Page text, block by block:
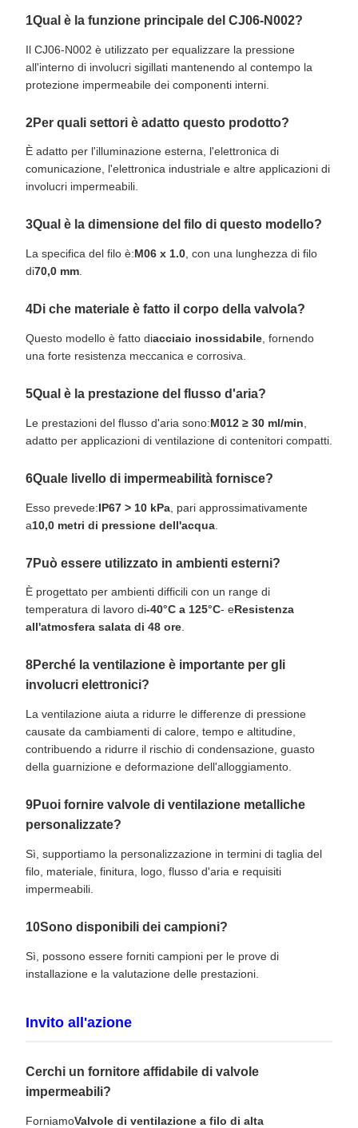
1Qual è la funzione principale del CJ06-N002?
Il CJ06-N002 è utilizzato per equalizzare la pressione
all'interno di involucri sigillati mantenendo al contempo la
protezione impermeabile dei componenti interni.
2Per quali settori è adatto questo prodotto?
È adatto per l'illuminazione esterna, l'elettronica di
comunicazione, l'elettronica industriale e altre applicazioni di
involucri impermeabili.
3Qual è la dimensione del filo di questo modello?
La specifica del filo è:M06 x 1.0 , con una lunghezza di filo
di70,0 mm
4Di che materiale è fatto il corpo della valvola?
Questo modello è fatto diacciaio inossidabile , fornendo
una forte resistenza meccanica e corrosiva.
5Qual è la prestazione del flusso d'aria?
Le prestazioni del flusso d'aria sono:M012 ≥ 30 ml/min
adatto per applicazioni di ventilazione di contenitori compatti.
6Quale livello di impermeabilità fornisce?
Esso prevede:IP67 > 10 kPa , pari approssimativamente
a10,0 metri di pressione dell'acqua
7Può essere utilizzato in ambienti esterni?
È progettato per ambienti difficili con un range di
temperatura di lavoro di-40°C a 125°C- eResistenza
all'atmosfera salata di 48 ore.
8Perché la ventilazione è importante per gli
involucri elettronici?
La ventilazione aiuta a ridurre le differenze di pressione
causate da cambiamenti di calore, tempo e altitudine,
contribuendo a ridurre il rischio di condensazione, guasto
della guarnizione e deformazione dell'alloggiamento.
9Puoi fornire valvole di ventilazione metalliche
personalizzate?
Sì, supportiamo la personalizzazione in termini di taglia del
filo, materiale, finitura, logo, flusso d'aria e requisiti
impermeabili.
10Sono disponibili dei campioni?
Sì, possono essere forniti campioni per le prove di
installazione e la valutazione delle prestazioni.
Invito all'azione
Cerchi un fornitore affidabile di valvole
impermeabili?
ForniamoValvole di ventilazione a filo di alta